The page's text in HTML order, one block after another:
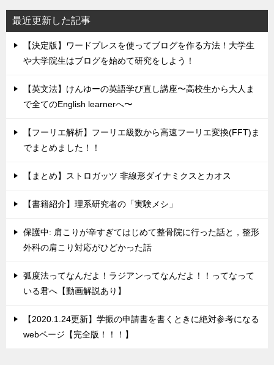
最近更新した記事
【決定版】ワードプレスを使ってブログを作る方法！大学生
や大学院生はブログを始めて研究をしよう！
【英文法】けんゆーの英語学び直し講座〜高校生から大人ま
で全てのEnglish learnerへ〜
【フーリエ解析】フーリエ級数から高速フーリエ変換(FFT)ま
でまとめました！！
【まとめ】ストロガッツ 非線形ダイナミクスとカオス
【書籍紹介】理系研究者の「実験メシ」
保護中: 肩こりが辛すぎてはじめて整骨院に行った話と，整形
外科の肩こり対応がひどかった話
弧度法ってなんだよ！ラジアンってなんだよ！！ってなって
いる君へ【動画解説あり】
【2020.1.24更新】学振の申請書を書くときに絶対参考になる
webページ【完全版！！！】